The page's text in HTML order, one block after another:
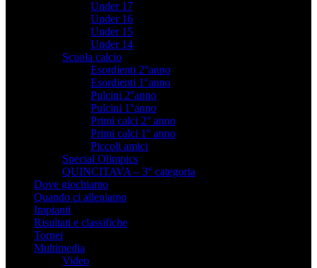
Under 17
Under 16
Under 15
Under 14
Scuola calcio
Esordienti 2°anno
Esordienti 1°anno
Pulcini 2°anno
Pulcini 1°anno
Primi calci 2° anno
Primi calci 1° anno
Piccoli amici
Special Olimpics
QUINCITAVA – 3° categoria
Dove giochiamo
Quando ci alleniamo
Impianti
Risultati e classifiche
Tornei
Multimedia
Video